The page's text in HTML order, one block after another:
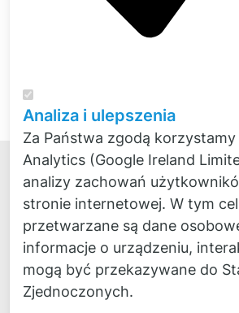
Tryby własne
Kontakt
Fon:
+49 4
0 300 870 30
Fax:
+49 40 300 870 50
Analiza i ulepszenia
Za Państwa zgodą korzystamy
Analytics (Google Ireland
analizy zachowań
stronie internetowej. W tym
przetwarzane są dane
informacje o urządzeniu,
mogą być przekazywane do
Zjednoczonych.